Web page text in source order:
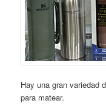
Hay una gran variedad
para matear.